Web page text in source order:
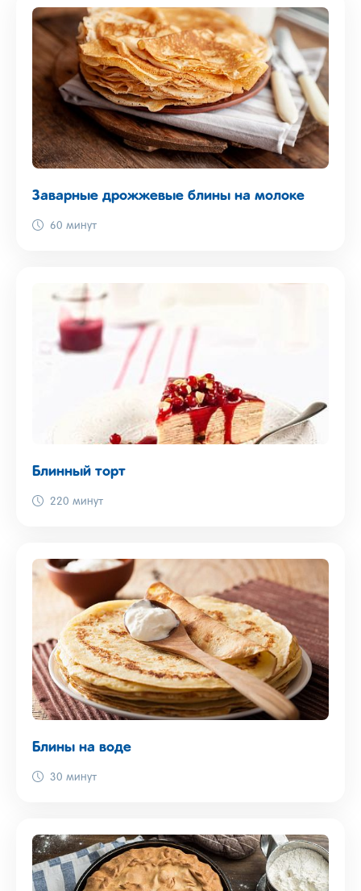
Заварные дрожжевые блины на молоке
60 минут
Блинный торт
220 минут
Блины на воде
30 минут